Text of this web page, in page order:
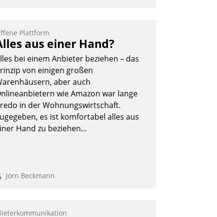
Jahresbeginn eine Überblick, Einsicht
Eingriff bietende Lösung. Zur
setzte man auf
bewährte und Startup-
sowie erstmals agile
Nadja Hußmann
Plattform
aus einer Hand?
bei einem Anbieter beziehen – das
von einigen großen
aber auch
wie Amazon war lange
in der Wohnungswirtschaft.
es ist komfortabel alles aus
Hand zu beziehen...
Jörn Beckmann